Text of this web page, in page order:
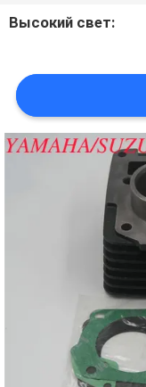
ЦИТАТУ
КАРТА
САЙТА
PRIVACY
Высокий свет: